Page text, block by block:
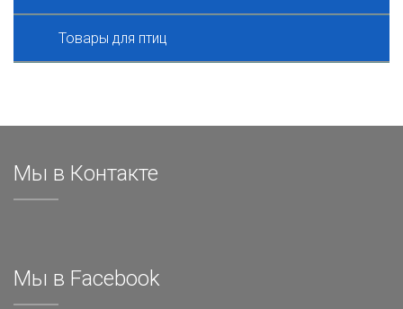
Товары для птиц
Мы в Контакте
Мы в Facebook